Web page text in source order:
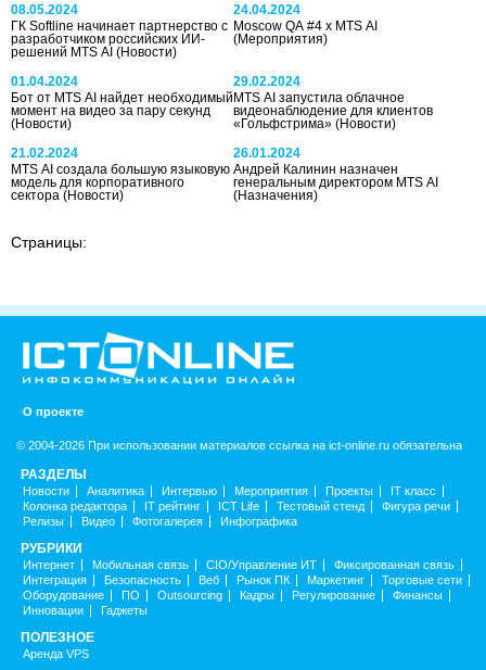
08.05.2024
ГК Softline начинает партнерство с
разработчиком российских ИИ-
решений MTS AI (Новости)
24.04.2024
Moscow QA #4 x MTS AI
(Мероприятия)
01.04.2024
Бот от MTS AI найдет необходимый
момент на видео за пару секунд
(Новости)
29.02.2024
MTS AI запустила облачное
видеонаблюдение для клиентов
«Гольфстрима»(Новости)
21.02.2024
MTS AI создала большую языковую
модель для корпоративного
сектора (Новости)
26.01.2024
Андрей Калинин назначен
генеральным директором MTS AI
(Назначения)
Страницы:
О проекте
© 2004-2026 При использовании материалов ссылка на ict-online.ru обязательна
РАЗДЕЛЫ
Новости Аналитика Интервью Мероприятия Проекты
IT класс
Колонка редактора
IT рейтинг ICT Life Тестовый стенд
Фигура речи
Релизы
Видео Фотогалерея Инфографика
РУБРИКИ
Интернет Мобильная связь CIO/Управление ИТ
Фиксированная связь
Интеграция
Безопасность Веб Рынок ПК Маркетинг
Торговые сети
Оборудование
ПО Outsourcing Кадры Регулирование
Финансы
Инновации
Гаджеты
ПОЛЕЗНОЕ
Аренда VPS